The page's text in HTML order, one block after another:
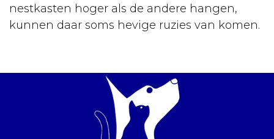
nestkasten hoger als de andere hangen,
kunnen daar soms hevige ruzies van komen.